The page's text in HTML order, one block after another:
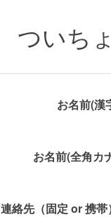
ついち
お名前(漢
お名前(全角カ
連絡先（固定 or 携帯